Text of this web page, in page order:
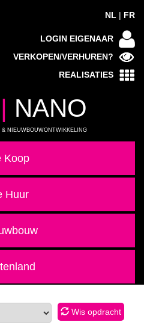
NL | FR
LOGIN EIGENAAR
VERKOPEN/VERHUREN?
REALISATIES
| NANO
& NIEUWBOUWONTWIKKELING
Koop
Huur
Wis opdracht